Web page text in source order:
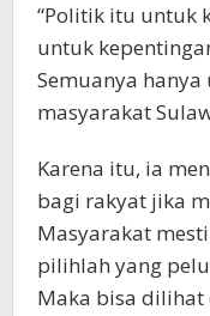
“Politik itu untuk
untuk
Semuanya
masyarakat
Karena itu, ia
bagi rakyat jika
Masyarakat
pilihlah yang
Maka bisa dilihat